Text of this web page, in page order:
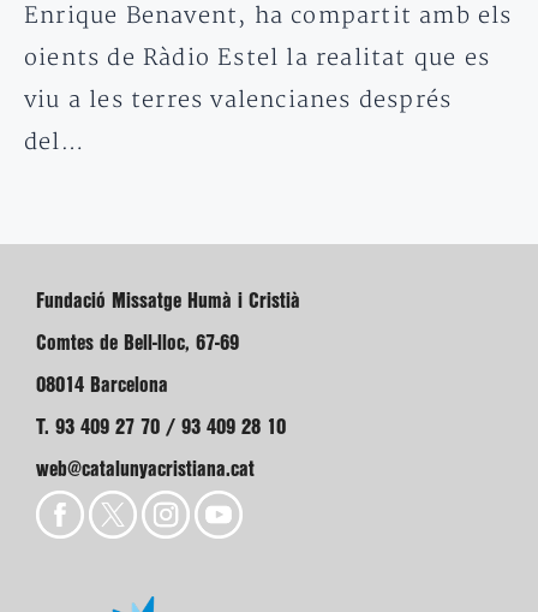
Enrique Benavent, ha compartit amb els
oients de Ràdio Estel la realitat que es
viu a les terres valencianes després
del…
Fundació Missatge Humà i Cristià
Comtes de Bell-lloc, 67-69
08014 Barcelona
T. 93 409 27 70 / 93 409 28 10
web@catalunyacristiana.cat